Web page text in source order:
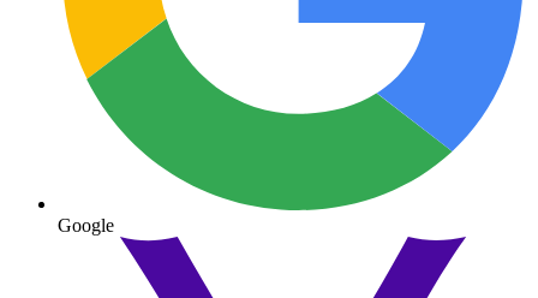
Google